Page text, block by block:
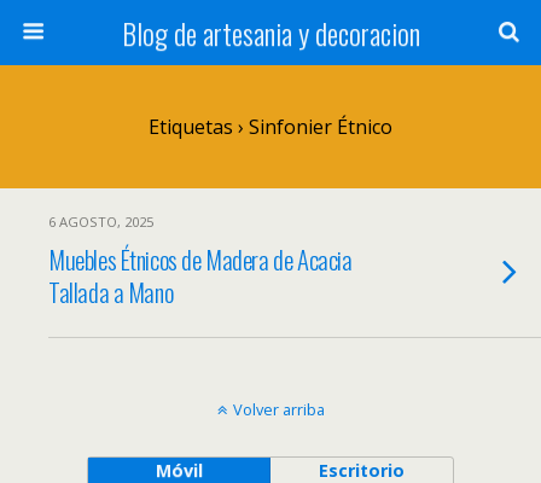
Blog de artesania y decoracion
Etiquetas › Sinfonier Étnico
6 AGOSTO, 2025
Muebles Étnicos de Madera de Acacia
Tallada a Mano
Volver arriba
Móvil Escritorio